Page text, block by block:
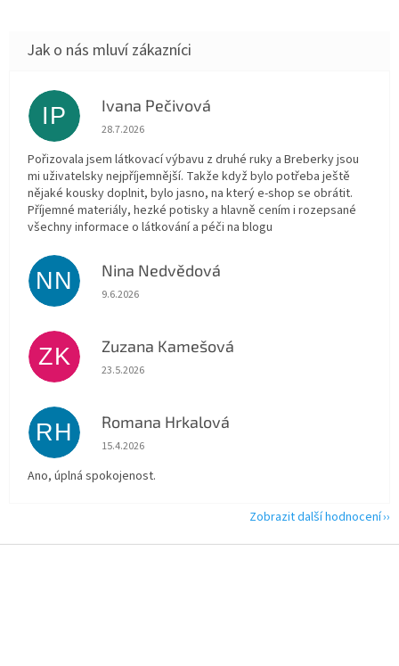
IP Ivana Pečivová
Hodnocení obchodu je 5 z 5 hvězdiček.
28.7.2026
Pořizovala jsem látkovací výbavu z druhé ruky a Breberky jsou
mi uživatelsky nejpříjemnější. Takže když bylo potřeba ještě
nějaké kousky doplnit, bylo jasno, na který e-shop se obrátit.
Příjemné materiály, hezké potisky a hlavně cením i rozepsané
všechny informace o látkování a péči na blogu
NN Nina Nedvědová
Hodnocení obchodu je 5 z 5 hvězdiček.
9.6.2026
ZK Zuzana Kamešová
Hodnocení obchodu je 5 z 5 hvězdiček.
23.5.2026
RH Romana Hrkalová
Hodnocení obchodu je 5 z 5 hvězdiček.
15.4.2026
Ano, úplná spokojenost.
Zobrazit další hodnocení